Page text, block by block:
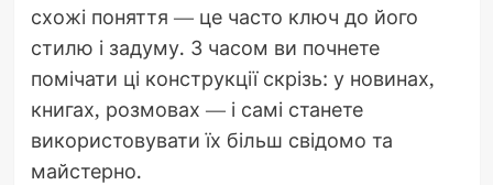
схожі поняття — це часто ключ до його
стилю і задуму. З часом ви почнете
помічати ці конструкції скрізь: у новинах,
книгах, розмовах — і самі станете
використовувати їх більш свідомо та
майстерно.